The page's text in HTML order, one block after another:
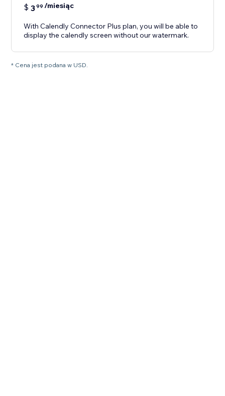
$ 399 /miesiąc
With Calendly Connector Plus plan, you will be able to
display the calendly screen without our watermark.
* Cena jest podana w USD.